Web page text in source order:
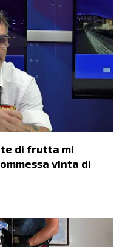
di frutta mi
vinta di